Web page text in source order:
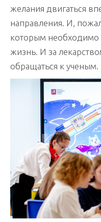
желания двигаться
направления. И,
которым необходимо
жизнь. И за
обращаться к ученым.